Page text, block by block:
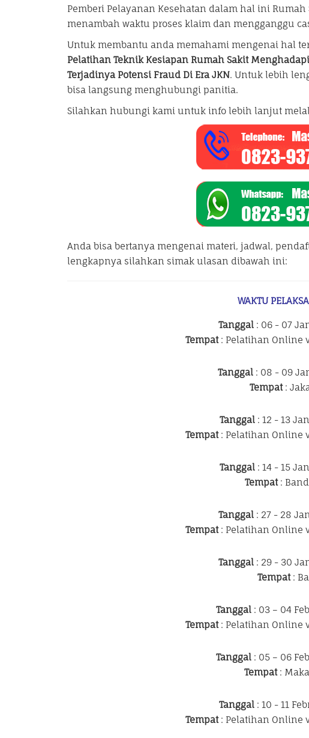
Pemberi Pelayanan Kesehatan dalam hal ini
menambah waktu proses klaim dan mengganggu
Untuk membantu anda memahami mengenai hal
Pelatihan Teknik Kesiapan Rumah Sakit
Terjadinya Potensi Fraud Di Era JKN. Untuk lebih
bisa langsung menghubungi panitia.
Silahkan hubungi kami untuk info lebih lanjut
Anda bisa bertanya mengenai materi, jadwal,
lengkapnya silahkan simak ulasan dibawah ini:
WAKTU
Tanggal: 06 - 07
Tempat: Pelatihan Online
Tanggal: 08 - 09
Tempat:
Tanggal : 12 - 13
Tempat: Pelatihan Online
Tanggal : 14 - 15
Tempat:
Tanggal : 27 - 28
Tempat: Pelatihan Online
Tanggal: 29 - 30
Tempat:
Tanggal : 03 – 04
Tempat: Pelatihan Online
Tanggal : 05 – 06
Tempat:
Tanggal: 10 - 11
Tempat: Pelatihan Online